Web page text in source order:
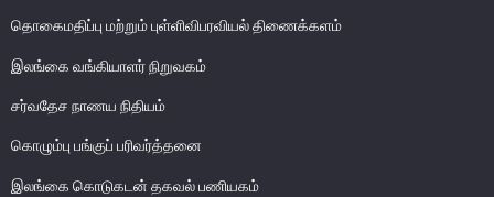
பொதுநோக்கு
நிதியியல் முறைமை உறுதிபாட்டுக் குழு
தொகைமதிப்பு மற்றும் புள்ளிவிபரவியல் திணைக்களம்
இலங்கை வங்கியாளர் நிறுவகம்
சர்வதேச நாணய நிதியம்
கொழும்பு பங்குப் பரிவர்த்தனை
இலங்கை கொடுகடன் தகவல் பணியகம்